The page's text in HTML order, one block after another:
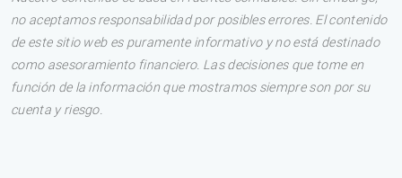
no aceptamos responsabilidad por posibles errores. El contenido
de este sitio web es puramente informativo y no está destinado
como asesoramiento financiero. Las decisiones que tome en
función de la información que mostramos siempre son por su
cuenta y riesgo.